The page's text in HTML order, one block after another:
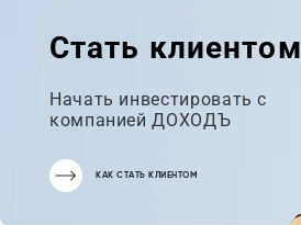
Стать клиентом
Начать инвестировать с
компанией ДОХОДЪ
КАК СТАТЬ КЛИЕНТОМ